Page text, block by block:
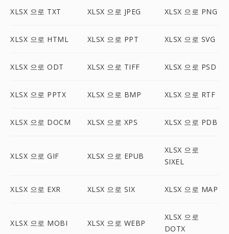
XLSX 으로 TXT XLSX 으로 JPEG XLSX 으로 PNG
XLSX 으로 HTML XLSX 으로 PPT XLSX 으로 SVG
XLSX 으로 ODT XLSX 으로 TIFF XLSX 으로 PSD
XLSX 으로 PPTX XLSX 으로 BMP XLSX 으로 RTF
XLSX 으로 DOCM XLSX 으로 XPS XLSX 으로 PDB
XLSX 으로 GIF XLSX 으로 EPUB
XLSX 으로
SIXEL
XLSX 으로 EXR XLSX 으로 SIX XLSX 으로 MAP
XLSX 으로 MOBI XLSX 으로 WEBP
XLSX 으로
DOTX